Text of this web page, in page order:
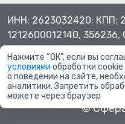
ИНН: 2623032420; КПП:
1212600012140, 356236,
Шпаковский район,
©
Нажмите “ОК”, если вы
условиями обработки
о поведении на сайте,
аналитики. Запретить
можете через браузер